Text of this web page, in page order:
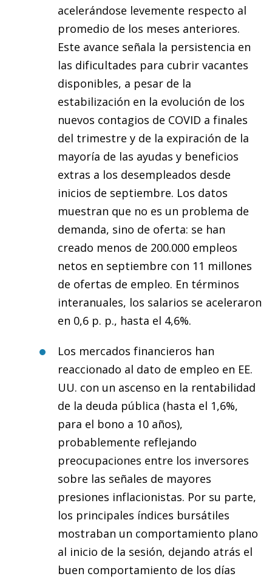
acelerándose levemente respecto al
promedio de los meses anteriores.
Este avance señala la persistencia en
las dificultades para cubrir vacantes
disponibles, a pesar de la
estabilización en la evolución de los
nuevos contagios de COVID a finales
del trimestre y de la expiración de la
mayoría de las ayudas y beneficios
extras a los desempleados desde
inicios de septiembre. Los datos
muestran que no es un problema de
demanda, sino de oferta: se han
creado menos de 200.000 empleos
netos en septiembre con 11 millones
de ofertas de empleo. En términos
interanuales, los salarios se aceleraron
en 0,6 p. p., hasta el 4,6%.
Los mercados financieros han
reaccionado al dato de empleo en EE.
UU. con un ascenso en la rentabilidad
de la deuda pública (hasta el 1,6%,
para el bono a 10 años),
probablemente reflejando
preocupaciones entre los inversores
sobre las señales de mayores
presiones inflacionistas. Por su parte,
los principales índices bursátiles
mostraban un comportamiento plano
al inicio de la sesión, dejando atrás el
buen comportamiento de los días